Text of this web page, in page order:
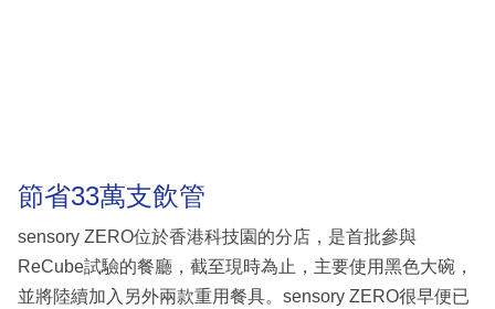
節省33萬支飲管
sensory ZERO位於香港科技園的分店，是首批參與
ReCube試驗的餐廳，截至現時為止，主要使用黑色大碗，
並將陸續加入另外兩款重用餐具。sensory ZERO很早便已